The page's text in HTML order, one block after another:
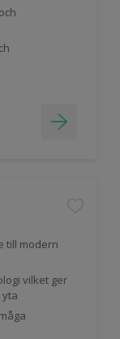
till modern
vilket ger